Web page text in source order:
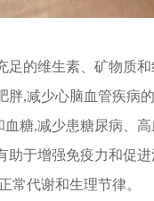
的维生素、矿物质和
,减少心脑血管疾病的
糖,减少患糖尿病、
于增强免疫力和促进
常代谢和生理节律。